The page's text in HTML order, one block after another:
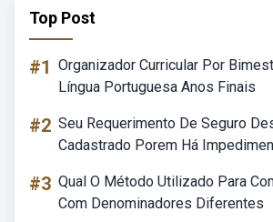
Top Post
#1 Organizador Curricular Por
Língua Portuguesa Anos Finais
#2 Seu Requerimento De Seguro
Cadastrado Porem Há
#3 Qual O Método Utilizado Para
Com Denominadores Diferentes